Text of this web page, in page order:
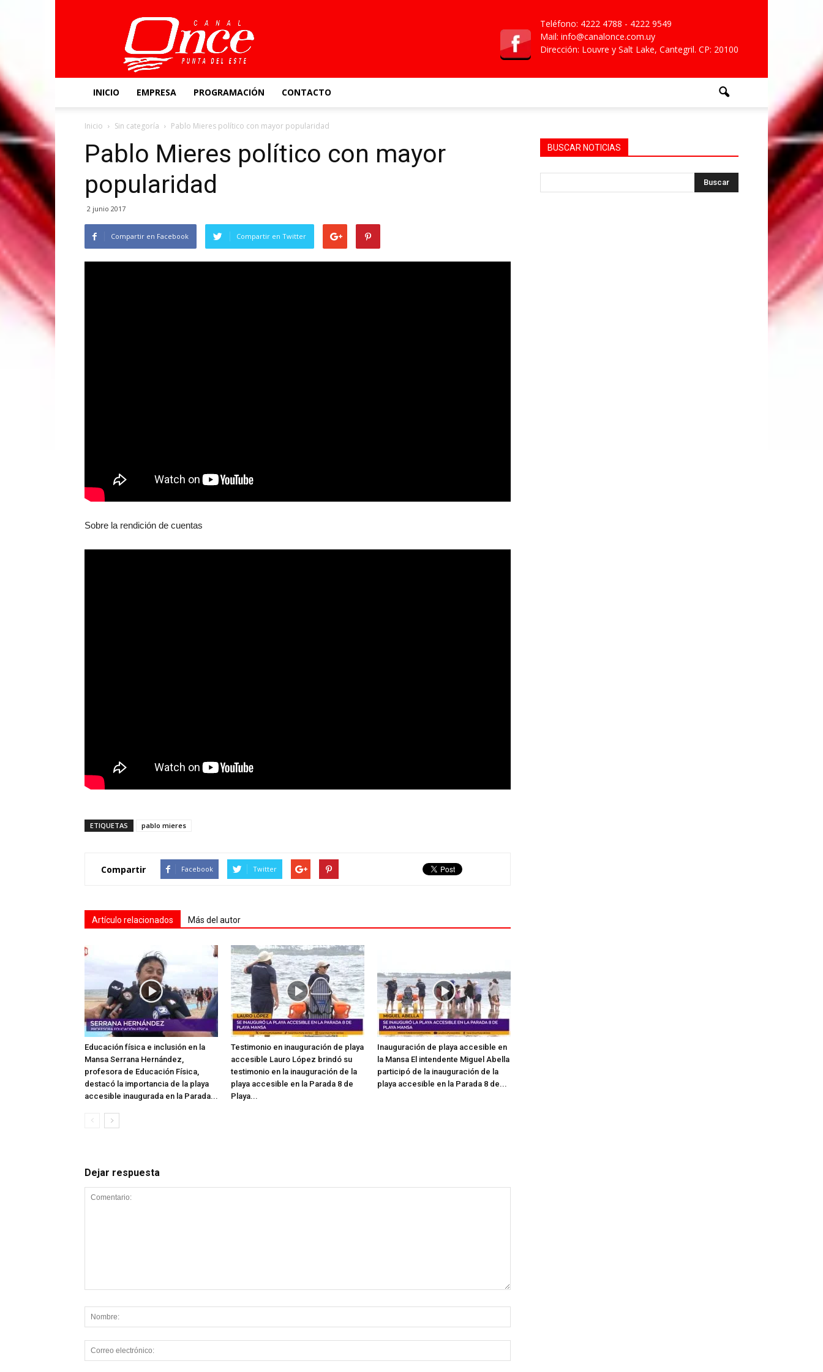
Canal
Once
Teléfono: 4222 4788 - 4222 9549
Mail: info@canalonce.com.uy
Dirección: Louvre y Salt Lake, Cantegril. CP: 20100
INICIO EMPRESA PROGRAMACIÓN CONTACTO
Inicio Sin categoría Pablo Mieres político con mayor popularidad
Pablo Mieres político con mayor
popularidad
2 junio 2017
Compartir en Facebook Compartir en Twitter
Sobre la rendición de cuentas
ETIQUETAS pablo mieres
Compartir Facebook Twitter
Artículo relacionados Más del autor
Educación física e inclusión en la
Mansa Serrana Hernández,
profesora de Educación Física,
destacó la importancia de la playa
accesible inaugurada en la Parada...
Testimonio en inauguración de playa
accesible Lauro López brindó su
testimonio en la inauguración de la
playa accesible en la Parada 8 de
Playa...
Inauguración de playa accesible en
la Mansa El intendente Miguel Abella
participó de la inauguración de la
playa accesible en la Parada 8 de...
Dejar respuesta
BUSCAR NOTICIAS